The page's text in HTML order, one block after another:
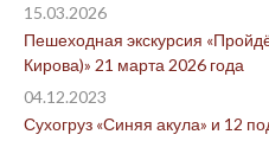
Пешеходная экскурсия
Кирова)» 21 марта 2026 года
15.03.2026
Сухогруз «Синяя акула» и 12
04.12.2023